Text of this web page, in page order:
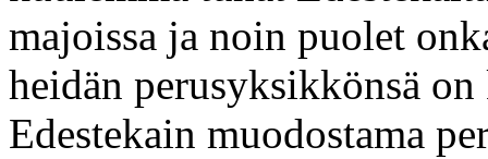
majoissa ja noin puolet
heidän perusyksikkönsä
Edestekain muodostama